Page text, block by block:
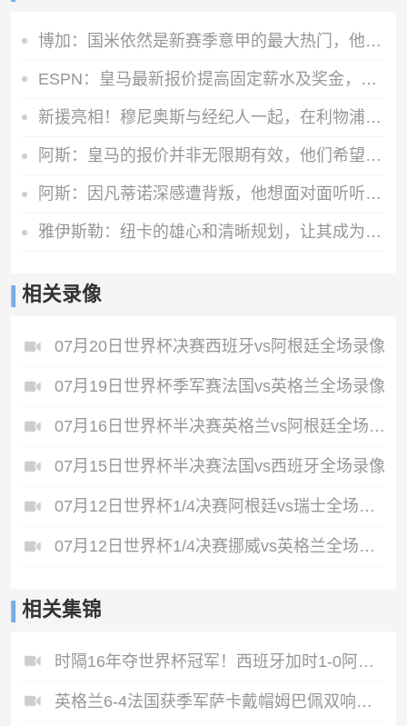
博加：国米依然是新赛季意甲的最大热门，他们是卫冕冠军
ESPN：皇马最新报价提高固定薪水及奖金，维尼修斯肖像权仍有分歧
新援亮相！穆尼奥斯与经纪人一起，在利物浦训练中心拍下合影
阿斯：皇马的报价并非无限期有效，他们希望维尼修斯迅速回应
阿斯：因凡蒂诺深感遭背叛，他想面对面听听核心人物真实想法
雅伊斯勒：纽卡的雄心和清晰规划，让其成为极具吸引力的执教胜地
相关录像
07月20日世界杯决赛西班牙vs阿根廷全场录像
07月19日世界杯季军赛法国vs英格兰全场录像
07月16日世界杯半决赛英格兰vs阿根廷全场录像
07月15日世界杯半决赛法国vs西班牙全场录像
07月12日世界杯1/4决赛阿根廷vs瑞士全场录像
07月12日世界杯1/4决赛挪威vs英格兰全场录像
相关集锦
时隔16年夺世界杯冠军！西班牙加时1-0阿根廷费兰制胜恩佐染红
英格兰6-4法国获季军萨卡戴帽姆巴佩双响创纪录奥利塞2助+失良机